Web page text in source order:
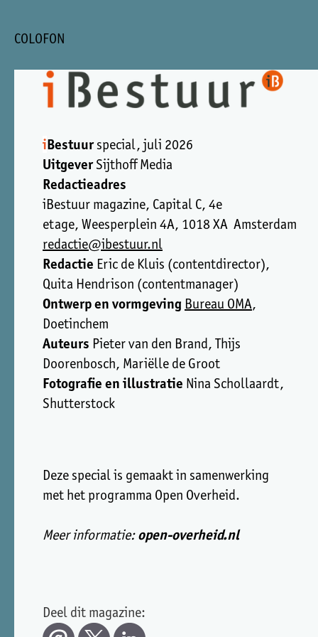
COLOFON
iBestuurspecial, juli 2026
UitgeverSijthoff Media
Redactieadres
iBestuur magazine, Capital C, 4e
etage, Weesperplein 4A, 1018 XA Amsterdam
redactie@ibestuur.nl
Redactie Eric de Kluis (contentdirector),
Quita Hendrison (contentmanager)
Ontwerp en vormgeving Bureau OMA,
Doetinchem
Auteurs Pieter van den Brand, Thijs
Doorenbosch, Mariëlle de Groot
Fotografie en illustratie Nina Schollaardt,
Shutterstock
Deze special is gemaakt in samenwerking
met het programma Open Overheid.
Meer informatie:open-overheid.nl
Deel dit magazine: